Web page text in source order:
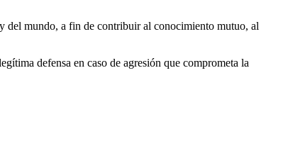
del mundo, a fin de contribuir al conocimiento mutuo, al
defensa en caso de agresión que comprometa la